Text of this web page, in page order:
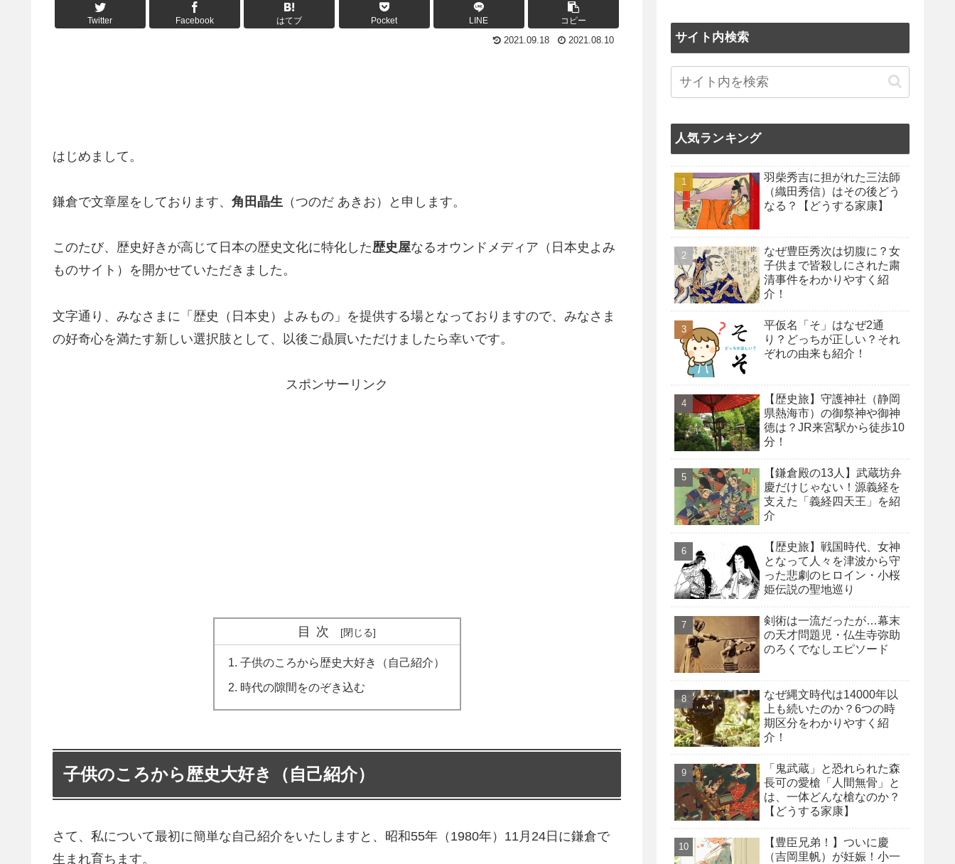
Twitter Facebook はてブ Pocket LINE コピー
2021.09.18 2021.08.10
はじめまして。
鎌倉で文章屋をしております、 角田晶生 （つのだ あきお）と申します。
このたび、歴史好きが高じて日本の歴史文化に特化した歴史屋なるオウンドメディア（日本史よみ
ものサイト）を開かせていただきました。
文字通り、みなさまに「歴史（日本史）よみもの」を提供する場となっておりますので、みなさま
の好奇心を満たす新しい選択肢として、以後ご贔屓いただけましたら幸いです。
スポンサーリンク
目次
子供のころから歴史大好き（自己紹介）
時代の隙間をのぞき込む
子供のころから歴史大好き（自己紹介）
さて、私について最初に簡単な自己紹介をいたしますと、昭和55年（1980年）11月24日に鎌倉で
生まれ育ちます。
サイト内検索
人気ランキング
羽柴秀吉に担がれた三法師
（織田秀信）はその後どう
なる？【どうする家康】
なぜ豊臣秀次は切腹に？女
子供まで皆殺しにされた粛
清事件をわかりやすく紹
介！
平仮名「そ」はなぜ2通
り？どっちが正しい？それ
ぞれの由来も紹介！
【歴史旅】守護神社（静岡
県熱海市）の御祭神や御神
徳は？JR来宮駅から徒歩10
分！
【鎌倉殿の13人】武蔵坊弁
慶だけじゃない！源義経を
支えた「義経四天王」を紹
介
【歴史旅】戦国時代、女神
となって人々を津波から守
った悲劇のヒロイン・小桜
姫伝説の聖地巡り
剣術は一流だったが…幕末
の天才問題児・仏生寺弥助
のろくでなしエピソード
なぜ縄文時代は14000年以
上も続いたのか？6つの時
期区分をわかりやすく紹
介！
「鬼武蔵」と恐れられた森
長可の愛槍「人間無骨」と
は、一体どんな槍なのか？
【どうする家康】
【豊臣兄弟！】ついに慶
（吉岡里帆）が妊娠！小一